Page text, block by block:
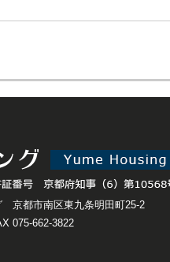
京都市南区東九条明田町25-2
075-662-3822